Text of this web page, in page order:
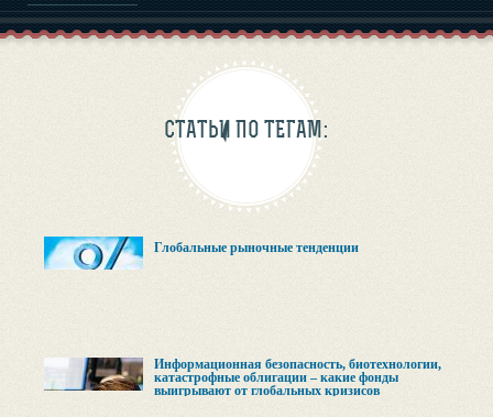
СТАТЬИ ПО ТЕГАМ:
Глобальные рыночные тенденции
Информационная безопасность, биотехнологии,
катастрофные облигации – какие фонды
выигрывают от глобальных кризисов